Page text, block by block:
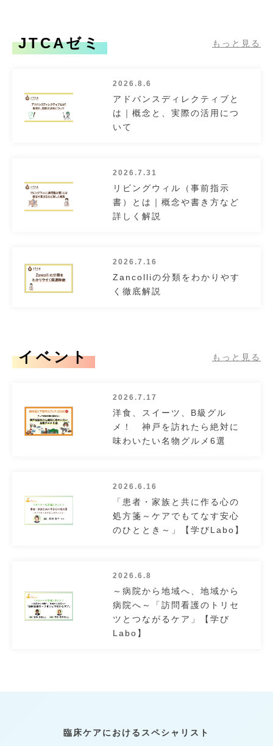
JTCAゼミ もっと見る
2026.8.6
アドバンスディレクティブと
は｜概念と、実際の活用につ
いて
2026.7.31
リビングウィル（事前指示
書）とは｜概念や書き方など
詳しく解説
2026.7.16
Zancolliの分類をわかりやす
く徹底解説
イベント もっと見る
2026.7.17
洋食、スイーツ、B級グル
メ！ 神戸を訪れたら絶対に
味わいたい名物グルメ6選
2026.6.16
「患者・家族と共に作る心の
処方箋～ケアでもてなす安心
のひととき～」【学びLabo】
2026.6.8
～病院から地域へ、地域から
病院へ～「訪問看護のトリセ
ツとつながるケア」【学び
Labo】
臨床ケアにおけるスペシャリスト